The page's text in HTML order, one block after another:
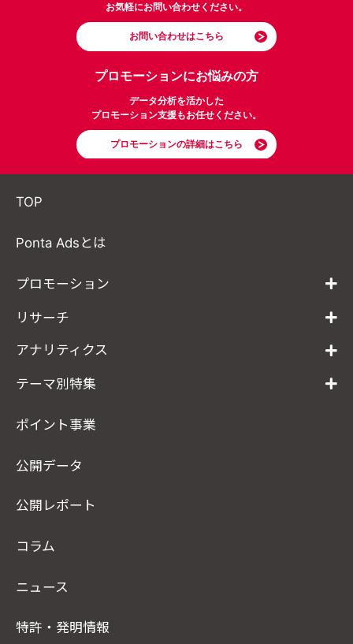
お気軽にお問い合わせください。
お問い合わせはこちら
プロモーションにお悩みの方
データ分析を活かした
プロモーション支援もお任せください。
プロモーションの詳細はこちら
TOP
Ponta Adsとは
プロモーション
リサーチ
アナリティクス
テーマ別特集
ポイント事業
公開データ
公開レポート
コラム
ニュース
特許・発明情報